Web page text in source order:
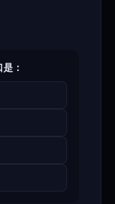
：